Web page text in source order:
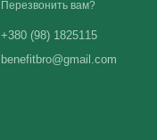
Перезвонить вам?
+380 (98) 1825115
benefitbro@gmail.com